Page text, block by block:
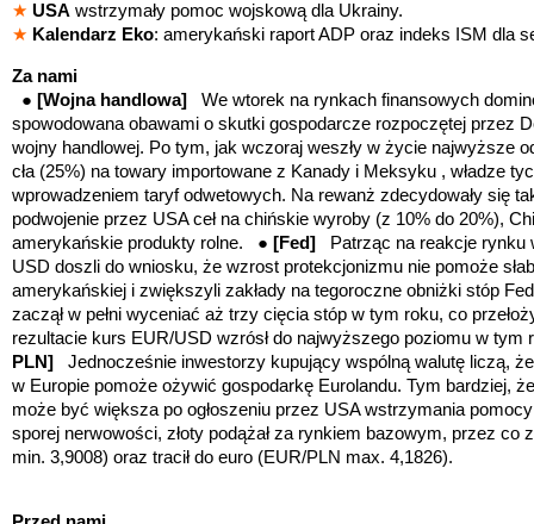
★ USA wstrzymały pomoc wojskową dla Ukrainy.
★ Kalendarz Eko: amerykański raport ADP oraz indeks ISM dla
Za nami
● [Wojna handlowa] We wtorek na rynkach finansowych
spowodowana obawami o skutki gospodarcze rozpoczętej przez
wojny handlowej. Po tym, jak wczoraj weszły w życie najwyższe
cła (25%) na towary importowane z Kanady i Meksyku , władze
wprowadzeniem taryf odwetowych. Na rewanż zdecydowały się
podwojenie przez USA ceł na chińskie wyroby (z 10% do 20%),
amerykańskie produkty rolne. ● [Fed]
Patrząc na reakcje rynku
USD doszli do wniosku, że wzrost protekcjonizmu nie pomoże
amerykańskiej i zwiększyli zakłady na tegoroczne obniżki stóp
zaczął w pełni wyceniać aż trzy cięcia stóp w tym roku, co
rezultacie kurs EUR/USD wzrósł do najwyższego poziomu w
PLN] Jednocześnie inwestorzy kupujący wspólną walutę liczą,
w Europie pomoże ożywić gospodarkę Eurolandu. Tym bardziej,
może być większa po ogłoszeniu przez USA wstrzymania
sporej nerwowości, złoty podążał za rynkiem bazowym, przez co
min. 3,9008) oraz tracił do euro (EUR/PLN max. 4,1826).